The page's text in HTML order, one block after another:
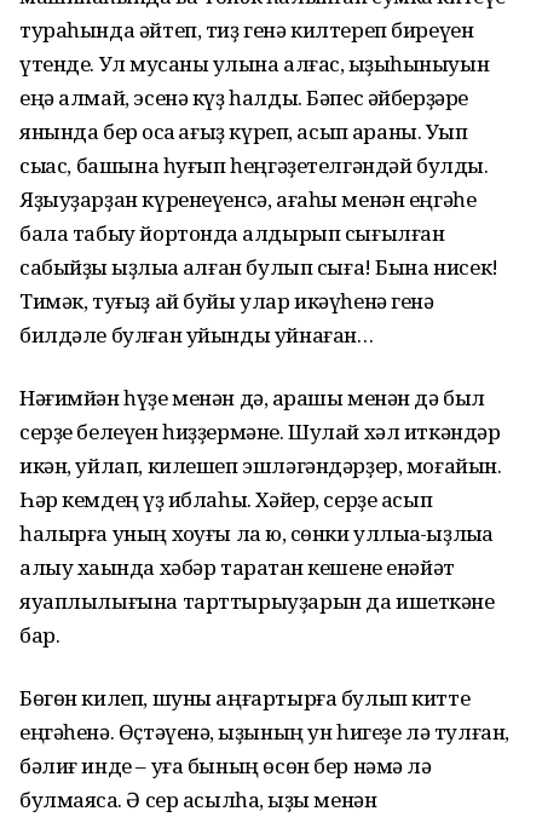
тураһында әйтеп, тиҙ генә килтереп биреүен
үтенде. Ул муҡсаны ҡулына алғас, ҡыҙыҡһыныуын
еңә алмай, эсенә күҙ һалды. Бәпес әйберҙәре
янында бер ҡосаҡ ҡағыҙ күреп, асып ҡараны. Уҡып
сыҡҡас, башына һуғып һеңгәҙетелгәндәй булды.
Яҙыуҙарҙан күренеүенсә, ағаһы менән еңгәһе
бала табыу йортонда ҡалдырып сығылған
сабыйҙы ҡыҙлыҡҡа алған булып сыға! Бына нисек!
Тимәк, туғыҙ ай буйы улар икәүһенә генә
билдәле булған уйынды уйнаған…
Нәғимйән һүҙе менән дә, ҡарашы менән дә был
серҙе белеүен һиҙҙермәне. Шулай хәл иткәндәр
икән, уйлап, килешеп эшләгәндәрҙер, моғайын.
Һәр кемдең үҙ ҡиблаһы. Хәйер, серҙе асып
һалырға уның хоҡуғы ла юҡ, сөнки уллыҡҡа-ҡыҙлыҡҡа
алыу хаҡында хәбәр таратҡан кешене енәйәт
яуаплылығына тарттырыуҙарын да ишеткәне
бар.
Бөгөн килеп, шуны аңғартырға булып китте
еңгәһенә. Өҫтәүенә, ҡыҙының ун һигеҙе лә тулған,
бәлиғ инде – уға бының өсөн бер нәмә лә
булмаясаҡ. Ә сер асылһа, ҡыҙы менән